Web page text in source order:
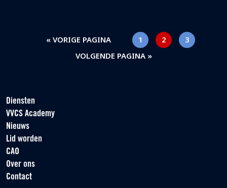
« VORIGE PAGINA 1 2
3
VOLGENDE PAGINA »
Diensten
VVCS Academy
Nieuws
Lid worden
CAO
Over ons
Contact